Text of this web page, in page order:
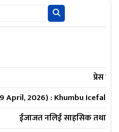
प्रेस
April, 2026) : Khumbu Icefall
ईजाजत नलिई साहसिक तथा